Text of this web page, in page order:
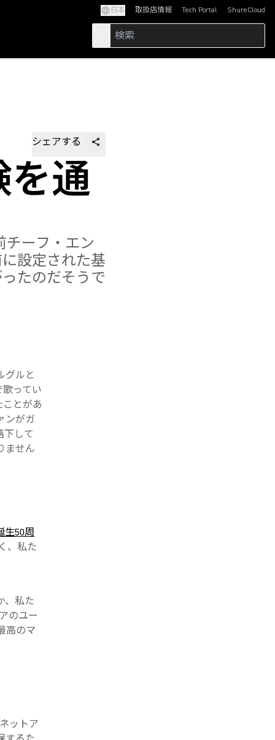
日本 取扱店情報 Tech Portal
(Opens in a new tab)ShureCloud
(Opens in a new
シェアする
通
チーフ・エン
設定された基
たのだそうで
グルと
ってい
とがあ
ンがガ
下して
ません
生50周
、私た
、私た
のユー
高のマ
ットア